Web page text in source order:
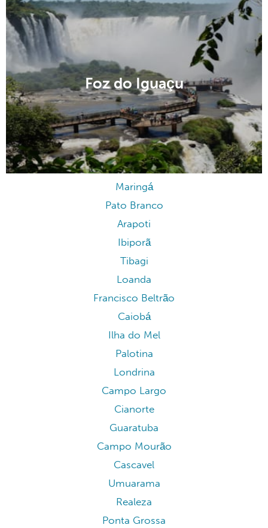
Foz do Iguaçu
Maringá
Pato Branco
Arapoti
Ibiporã
Tibagi
Loanda
Francisco Beltrão
Caiobá
Ilha do Mel
Palotina
Londrina
Campo Largo
Cianorte
Guaratuba
Campo Mourão
Cascavel
Umuarama
Realeza
Ponta Grossa